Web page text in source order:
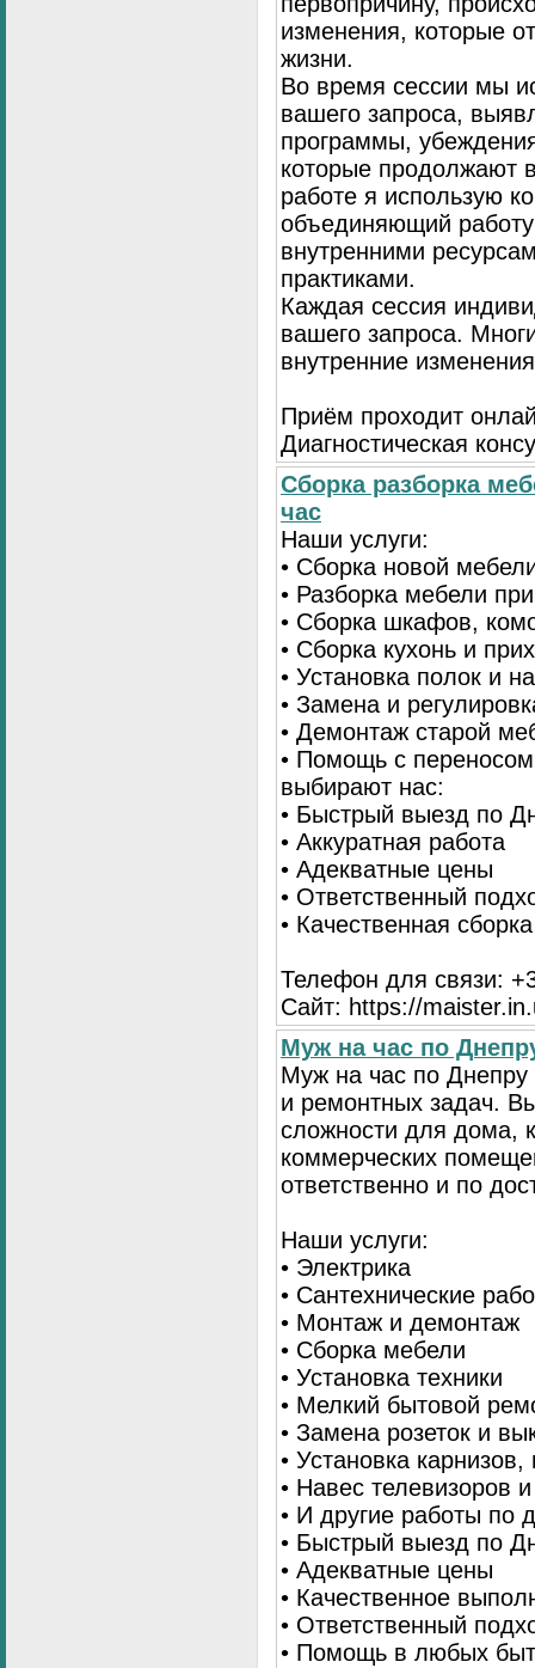
изменения, которые
жизни.
Во время сессии мы
вашего запроса,
программы,
которые продолжают
работе я использую
объединяющий
внутренними
практиками.
Каждая сессия
вашего запроса.
внутренние
Приём проходит
Диагностическая
Сборка разборка
час
Наши услуги:
• Сборка новой
• Разборка мебели
• Сборка шкафов,
• Сборка кухонь и
• Установка полок и
• Замена и
• Демонтаж старой
• Помощь с
выбирают нас:
• Быстрый выезд по
• Аккуратная работа
• Адекватные цены
• Ответственный
• Качественная
Телефон для связи:
Сайт: https://
Муж на час по
Муж на час по
и ремонтных задач.
сложности для дома,
коммерческих
ответственно и по
Наши услуги:
• Электрика
• Сантехнические
• Монтаж и демонтаж
• Сборка мебели
• Установка техники
• Мелкий бытовой
• Замена розеток и
• Установка
• Навес телевизоров
• И другие работы по
• Быстрый выезд по
• Адекватные цены
• Качественное
• Ответственный
• Помощь в любых